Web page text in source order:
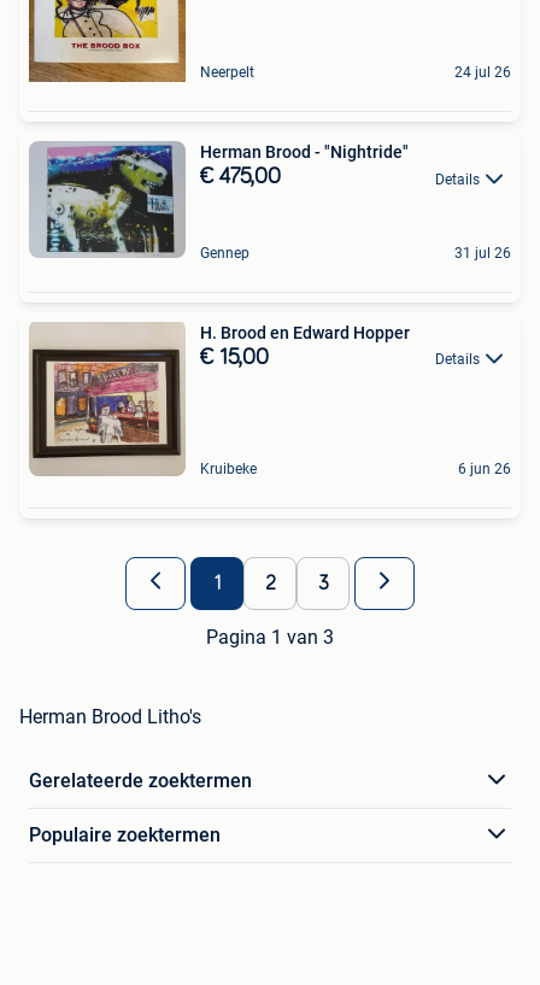
Neerpelt 24 jul 26
Herman Brood - "Nightride"
€ 475,00 Details
Gennep 31 jul 26
H. Brood en Edward Hopper
€ 15,00 Details
Kruibeke 6 jun 26
1 2 3
Pagina 1 van 3
Herman Brood Litho's
Gerelateerde zoektermen
Populaire zoektermen